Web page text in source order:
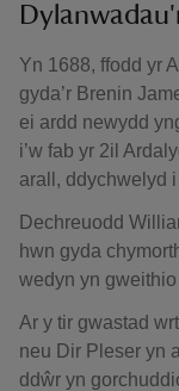
Yn 1688, ffodd yr
gyda’r Brenin
ei ardd newydd
i’w fab yr 2il
arall, ddychwelyd
Dechreuodd
hwn gyda
wedyn yn
Ar y tir gwastad
neu Dir Pleser yn
ddŵr yn